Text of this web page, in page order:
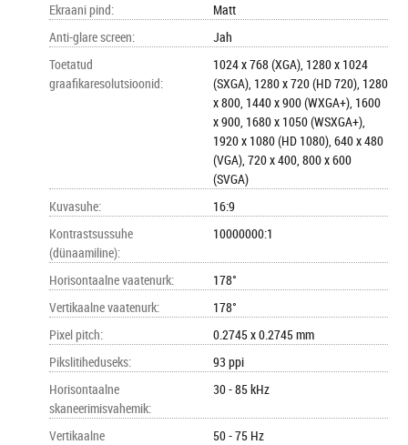
Ekraani pind:
Matt
Anti-glare screen:
Jah
Toetatud
graafikaresolutsioonid:
1024 x 768 (XGA), 1280 x 1024
(SXGA), 1280 x 720 (HD 720), 1280
x 800, 1440 x 900 (WXGA+), 1600
x 900, 1680 x 1050 (WSXGA+),
1920 x 1080 (HD 1080), 640 x 480
(VGA), 720 x 400, 800 x 600
(SVGA)
Kuvasuhe:
16:9
Kontrastsussuhe
(dünaamiline):
10000000:1
Horisontaalne vaatenurk:
178°
Vertikaalne vaatenurk:
178°
Pixel pitch:
0.2745 x 0.2745 mm
Pikslitiheduseks:
93 ppi
Horisontaalne
skaneerimisvahemik:
30 - 85 kHz
Vertikaalne
50 - 75 Hz